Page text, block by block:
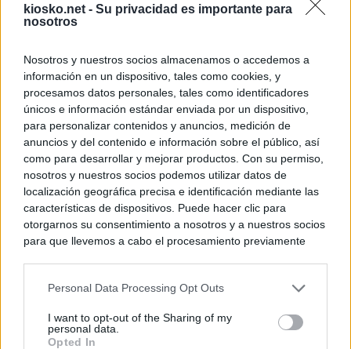
kiosko.net - Su privacidad es importante para
nosotros
Nosotros y nuestros socios almacenamos o accedemos a
información en un dispositivo, tales como cookies, y
procesamos datos personales, tales como identificadores
únicos e información estándar enviada por un dispositivo,
para personalizar contenidos y anuncios, medición de
anuncios y del contenido e información sobre el público, así
como para desarrollar y mejorar productos. Con su permiso,
nosotros y nuestros socios podemos utilizar datos de
localización geográfica precisa e identificación mediante las
características de dispositivos. Puede hacer clic para
otorgarnos su consentimiento a nosotros y a nuestros socios
para que llevemos a cabo el procesamiento previamente
negar su consentimiento. Tenga en cuenta que algún
de su consentimiento, pero usted tiene el derecho de
rechazar tal procesamiento. Sus preferencias se aplicarán
Personal Data Processing Opt Outs
I want to opt-out of the Sharing of my
personal data.
Opted In